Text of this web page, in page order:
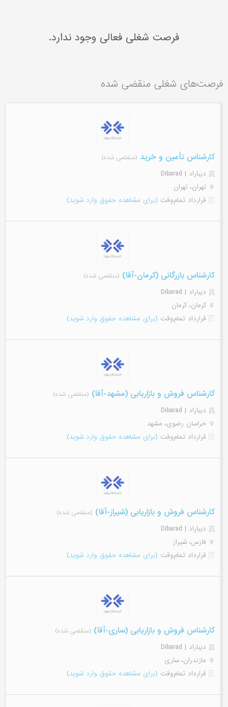
فرصت شغلی فعالی وجود ندارد.
فرصت‌های شغلی منقضی شده
کارشناس تأمین و خرید (منقضی شده)
دیباراد | Dibarad
تهران، تهران
قرارداد تمام‌وقت (برای مشاهده حقوق وارد شوید)
کارشناس بازرگانی (کرمان-آقا) (منقضی شده)
دیباراد | Dibarad
کرمان، کرمان
قرارداد تمام‌وقت (برای مشاهده حقوق وارد شوید)
کارشناس فروش و بازاریابی (مشهد-آقا) (منقضی شده)
دیباراد | Dibarad
خراسان رضوی، مشهد
قرارداد تمام‌وقت (برای مشاهده حقوق وارد شوید)
کارشناس فروش و بازاریابی (شیراز-آقا) (منقضی شده)
دیباراد | Dibarad
فارس، شیراز
قرارداد تمام‌وقت (برای مشاهده حقوق وارد شوید)
کارشناس فروش و بازاریابی (ساری-آقا) (منقضی شده)
دیباراد | Dibarad
مازندران، ساری
قرارداد تمام‌وقت (برای مشاهده حقوق وارد شوید)